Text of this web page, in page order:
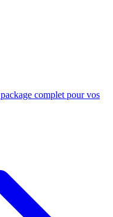
complet pour vos